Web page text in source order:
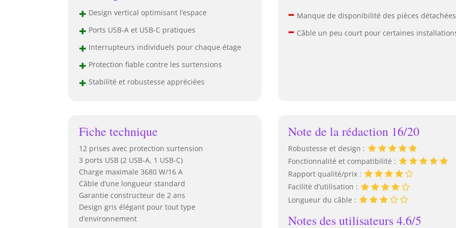
+ Design vertical optimisant l’espace
+ Ports USB-A et USB-C pratiques
+ Interrupteurs individuels pour chaque étage
+ Protection fiable contre les surtensions
+ Stabilité et robustesse appréciées
– Manque de disponibilité des pièces détachées
– Câble un peu court pour certaines
Fiche technique
12 prises avec protection surtension
3 ports USB (2 USB-A, 1 USB-C)
Charge maximale 3680 W/16 A
Câble d’une longueur standard
Garantie constructeur de 2 ans
Design gris élégant pour tout type
d’environnement
Note de la rédaction 16/20
Robustesse et design :
Fonctionnalité et compatibilité :
Rapport qualité/prix :
Facilité d’utilisation :
Longueur du câble :
Notes des utilisateurs 4.6/5